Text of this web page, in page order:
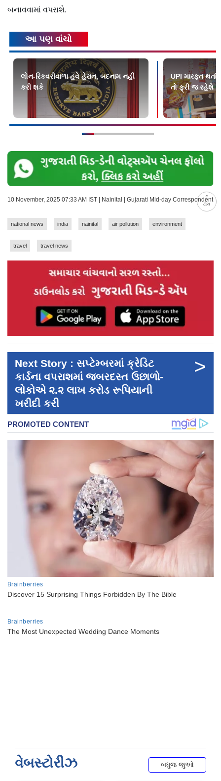
ટોચ
બનાવવામાં વપરાશે.
આ પણ વાંચો
લોન-રિકવરીવાળા હવે હેરાન, બદનામ નહીં
કરી શકે
UPI મારફત થતાં
તો ફ્રી જ રહેશે
10 November, 2025 07:33 AM IST | Nainital | Gujarati Mid-day Correspondent
national news india nainital air pollution environment
travel travel news
Next Story : સપ્ટેમ્બરમાં ક્રેડિટ
કાર્ડના વપરાશમાં જબરદસ્ત ઉછાળો-
લોકોએ ૨.૨ લાખ કરોડ રૂપિયાની
ખરીદી કરી
>
વેબસ્ટોરીઝ બધુજ જુઓ